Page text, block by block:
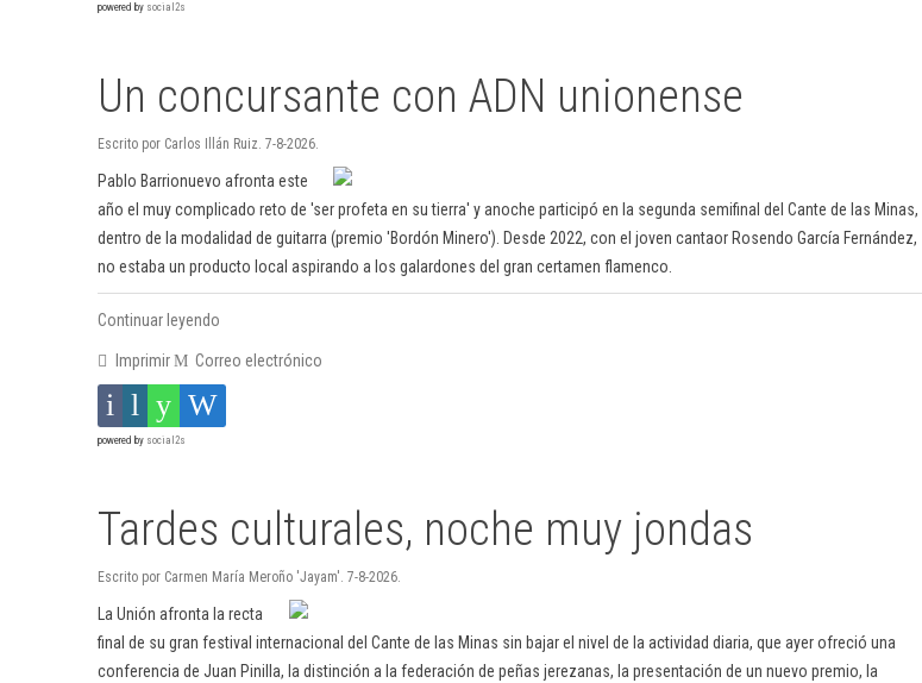
powered by social2s
Un concursante con ADN unionense
Escrito por Carlos Illán Ruiz. 7-8-2026.
Pablo Barrionuevo afronta este
año el muy complicado reto de 'ser profeta en su tierra' y anoche participó en la segunda semifinal del Cante de las Minas,
dentro de la modalidad de guitarra (premio 'Bordón Minero'). Desde 2022, con el joven cantaor Rosendo García Fernández,
no estaba un producto local aspirando a los galardones del gran certamen flamenco.
Continuar leyendo
Imprimir Correo electrónico
powered by social2s
Tardes culturales, noche muy jondas
Escrito por Carmen María Meroño 'Jayam'. 7-8-2026.
La Unión afronta la recta
final de su gran festival internacional del Cante de las Minas sin bajar el nivel de la actividad diaria, que ayer ofreció una
conferencia de Juan Pinilla, la distinción a la federación de peñas jerezanas, la presentación de un nuevo premio, la